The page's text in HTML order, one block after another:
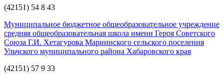
(42151) 54 8 43
Муниципальное бюджетное общеобразовательное учреждение
средняя общеобразовательная школа имени Героя Советского
Союза Г.И. Хетагурова Мариинского сельского поселения
Ульчского муниципального района Хабаровского края
(42151) 57 9 33